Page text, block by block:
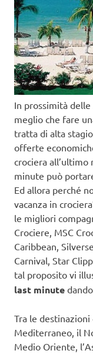
In prossimità delle
meglio che fare
tratta di alta
offerte
crociera all’ultimo
minute può
Ed allora perché
vacanza in
le migliori
Crociere, MSC
Caribbean,
Carnival, Star
tal proposito vi
last minute
Tra le
Mediterraneo, il
Medio Oriente,